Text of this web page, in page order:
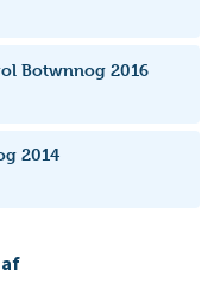
Botwnnog 2016
2014